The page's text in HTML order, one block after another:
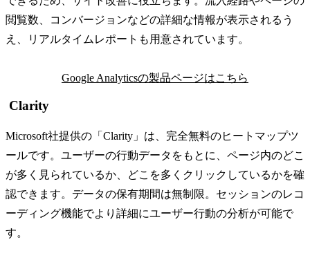
閲覧数、コンバージョンなどの詳細な情報が表示されるう
え、リアルタイムレポートも用意されています。
Google Analyticsの製品ページはこちら
Clarity
Microsoft社提供の「Clarity」は、完全無料のヒートマップツ
ールです。ユーザーの行動データをもとに、ページ内のどこ
が多く見られているか、どこを多くクリックしているかを確
認できます。データの保有期間は無制限。セッションのレコ
ーディング機能でより詳細にユーザー行動の分析が可能で
す。